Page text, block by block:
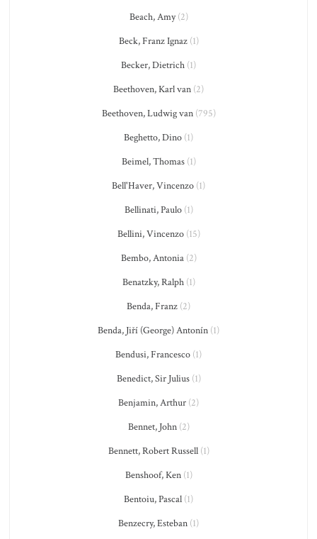
Beach, Amy(2)
Beck, Franz Ignaz(1)
Becker, Dietrich (1)
Beethoven, Karl van (2)
Beethoven, Ludwig van(795)
Beghetto, Dino (1)
Beimel, Thomas(1)
Bell'Haver, Vincenzo (1)
Bellinati, Paulo(1)
Bellini, Vincenzo(15)
Bembo, Antonia(2)
Benatzky, Ralph(1)
Benda, Franz (2)
Benda, Jiří (George) Antonín (1)
Bendusi, Francesco (1)
Benedict, Sir Julius(1)
Benjamin, Arthur (2)
Bennet, John(2)
Bennett, Robert Russell(1)
Benshoof, Ken(1)
Bentoiu, Pascal (1)
Benzecry, Esteban (1)